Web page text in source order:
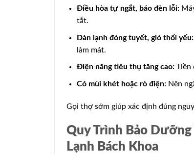
Điều hòa tự ngắt, báo đèn lỗi:
tắt.
Dàn lạnh đóng tuyết, gió thổi yếu:
làm mát.
Điện năng tiêu thụ tăng cao:Tiền
Có mùi khét hoặc rò điện:Nên
Gọi thợ sớm giúp xác định đúng
Quy Trình Bảo Dưỡng
Lạnh Bách Khoa